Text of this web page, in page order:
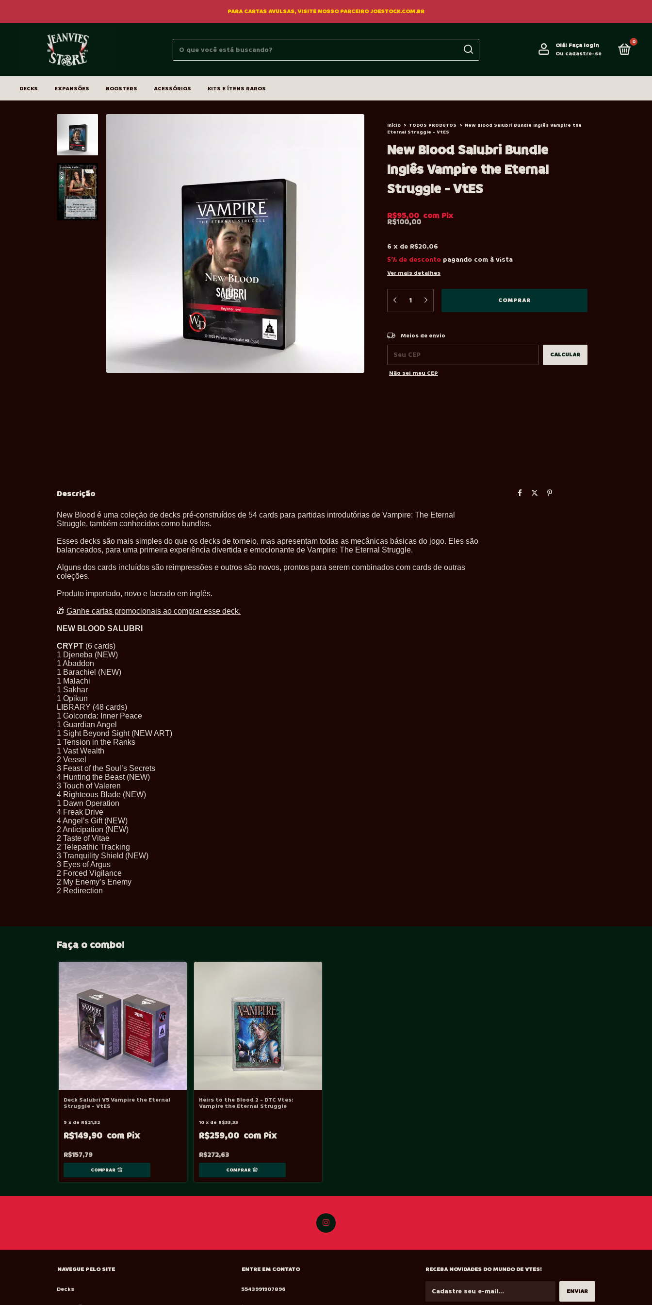
PARA CARTAS AVULSAS, VISITE NOSSO PARCEIRO JOESTOCK.COM.BR
Olá! Faça login
Ou cadastre-se
0
DECKS EXPANSÕES BOOSTERS ACESSÓRIOS KITS E ÍTENS RAROS
Início > TODOS PRODUTOS > New Blood Salubri Bundle Inglês Vampire the
Eternal Struggle - VtES
New Blood Salubri Bundle
Inglês Vampire the Eternal
Struggle - VtES
R$100,00
R$95,00
6 x de R$20,06
5% de desconto pagando com à vista
Ver mais detalhes
Entregas para o CEP:
Meios de envio
CALCULAR
Não sei meu CEP
Descrição
New Blood é uma coleção de decks pré-construídos de 54 cards para partidas introdutórias de Vampire: The Eternal
Struggle, também conhecidos como bundles.
Esses decks são mais simples do que os decks de torneio, mas apresentam todas as mecânicas básicas do jogo. Eles são
balanceados, para uma primeira experiência divertida e emocionante de Vampire: The Eternal Struggle.
Alguns dos cards incluídos são reimpressões e outros são novos, prontos para serem combinados com cards de outras
coleções.
Produto importado, novo e lacrado em inglês.
🎁 Ganhe cartas promocionais ao comprar esse deck.
NEW BLOOD SALUBRI
CRYPT (6 cards)
1 Djeneba (NEW)
1 Abaddon
1 Barachiel (NEW)
1 Malachi
1 Sakhar
1 Opikun
LIBRARY (48 cards)
1 Golconda: Inner Peace
1 Guardian Angel
1 Sight Beyond Sight (NEW ART)
1 Tension in the Ranks
1 Vast Wealth
2 Vessel
3 Feast of the Soul’s Secrets
4 Hunting the Beast (NEW)
3 Touch of Valeren
4 Righteous Blade (NEW)
1 Dawn Operation
4 Freak Drive
4 Angel’s Gift (NEW)
2 Anticipation (NEW)
2 Taste of Vitae
2 Telepathic Tracking
3 Tranquility Shield (NEW)
3 Eyes of Argus
2 Forced Vigilance
2 My Enemy’s Enemy
2 Redirection
Faça o combo!
Deck Salubri V5 Vampire the Eternal
Struggle - VtES
R$157,79
R$149,90
9 x de R$21,32
Heirs to the Blood 2 - DTC Vtes:
Vampire the Eternal Struggle
R$272,63
R$259,00
10 x de R$33,33
NAVEGUE PELO SITE
Decks
ENTRE EM CONTATO
5543991907896
RECEBA NOVIDADES DO MUNDO DE VTES!